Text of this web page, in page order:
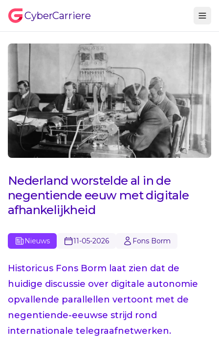
CyberCarriere
Nederland worstelde al in de
negentiende eeuw met digitale
afhankelijkheid
Nieuws 11-05-2026 Fons Borm
Historicus Fons Borm laat zien dat de
huidige discussie over digitale autonomie
opvallende parallellen vertoont met de
negentiende-eeuwse strijd rond
internationale telegraafnetwerken.